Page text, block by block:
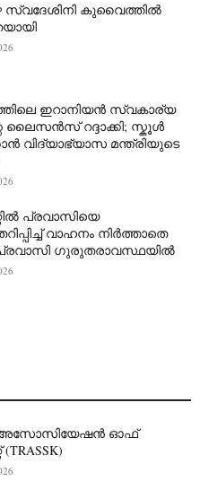
സ്വദേശിനി കുവൈത്തിൽ
ഇറാനിയൻ സ്വകാര്യ
ലൈസൻസ് റദ്ദാക്കി; സ്കൂൾ
വിദ്യാഭ്യാസ മന്ത്രിയുടെ
പ്രവാസിയെ
വാഹനം നിർത്താതെ
ഗുരുതരാവസ്ഥയിൽ
ഓഫ്